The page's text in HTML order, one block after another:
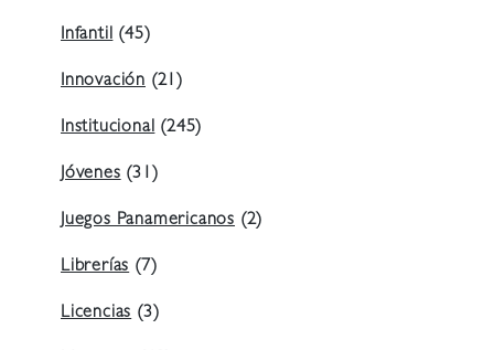
Infantil(45)
Innovación (21)
Institucional(245)
Jóvenes(31)
Juegos Panamericanos (2)
Librerías(7)
Licencias(3)